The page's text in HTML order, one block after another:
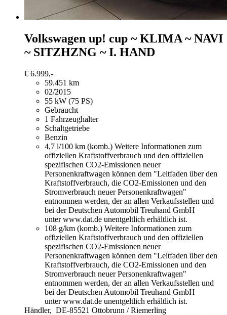
Volkswagen up! cup ~ KLIMA ~ NAVI
~ SITZHZNG ~ I. HAND
€ 6.999,-
59.451 km
02/2015
55 kW (75 PS)
Gebraucht
1 Fahrzeughalter
Schaltgetriebe
Benzin
4,7 l/100 km (komb.) Weitere Informationen zum
offiziellen Kraftstoffverbrauch und den offiziellen
spezifischen CO2-Emissionen neuer
Personenkraftwagen können dem "Leitfaden über den
Kraftstoffverbrauch, die CO2-Emissionen und den
Stromverbrauch neuer Personenkraftwagen"
entnommen werden, der an allen Verkaufsstellen und
bei der Deutschen Automobil Treuhand GmbH
unter www.dat.de unentgeltlich erhältlich ist.
108 g/km (komb.) Weitere Informationen zum
offiziellen Kraftstoffverbrauch und den offiziellen
spezifischen CO2-Emissionen neuer
Personenkraftwagen können dem "Leitfaden über den
Kraftstoffverbrauch, die CO2-Emissionen und den
Stromverbrauch neuer Personenkraftwagen"
entnommen werden, der an allen Verkaufsstellen und
bei der Deutschen Automobil Treuhand GmbH
unter www.dat.de unentgeltlich erhältlich ist.
Händler, DE-85521 Ottobrunn / Riemerling